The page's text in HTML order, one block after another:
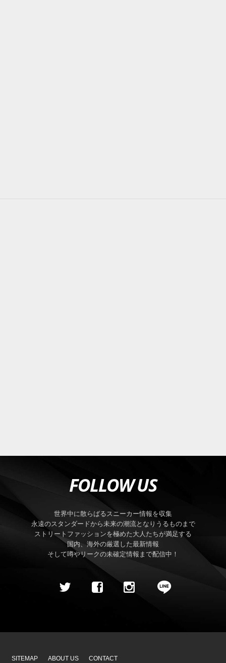
FOLLOW US
世界中に散らばるスニーカー情報を収集
永遠のスタンダードから未来の潮流となりうるものまで
ストリートファッションを極めた大人たちが満足する
国内、海外の厳選した最新情報
そして噂やリークの未確定情報まで配信中！
SITEMAP ABOUT US CONTACT